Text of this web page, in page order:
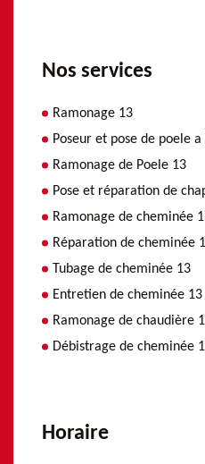
Nos services
Ramonage 13
Poseur et pose de poele
Ramonage de Poele 13
Pose et réparation de
Ramonage de cheminée
Réparation de cheminée
Tubage de cheminée 13
Entretien de cheminée 13
Ramonage de chaudière
Débistrage de cheminée
Horaire